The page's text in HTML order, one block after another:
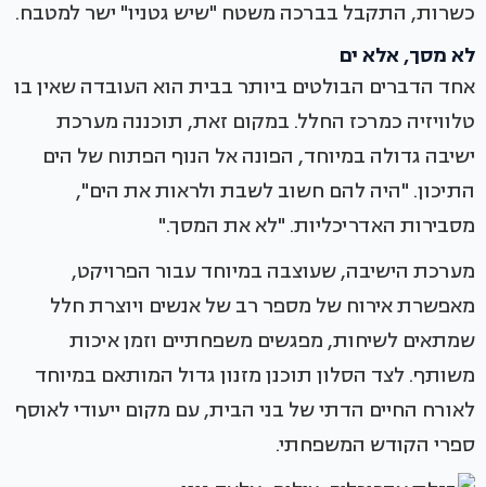
כשרות, התקבל בברכה משטח "שיש גטניו" ישר למטבח.
לא מסך, אלא ים
אחד הדברים הבולטים ביותר בבית הוא העובדה שאין בו
טלוויזיה כמרכז החלל. במקום זאת, תוכננה מערכת
ישיבה גדולה במיוחד, הפונה אל הנוף הפתוח של הים
התיכון. "היה להם חשוב לשבת ולראות את הים",
מסבירות האדריכליות. "לא את המסך."
מערכת הישיבה, שעוצבה במיוחד עבור הפרויקט,
מאפשרת אירוח של מספר רב של אנשים ויוצרת חלל
שמתאים לשיחות, מפגשים משפחתיים וזמן איכות
משותף. לצד הסלון תוכנן מזנון גדול המותאם במיוחד
לאורח החיים הדתי של בני הבית, עם מקום ייעודי לאוסף
ספרי הקודש המשפחתי.